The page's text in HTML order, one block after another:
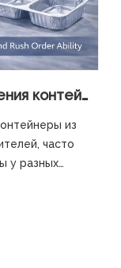
Понимание времени выполнения контейнеров из алюминиевой фольги
из
часто
у разных
ключевых
сырье,